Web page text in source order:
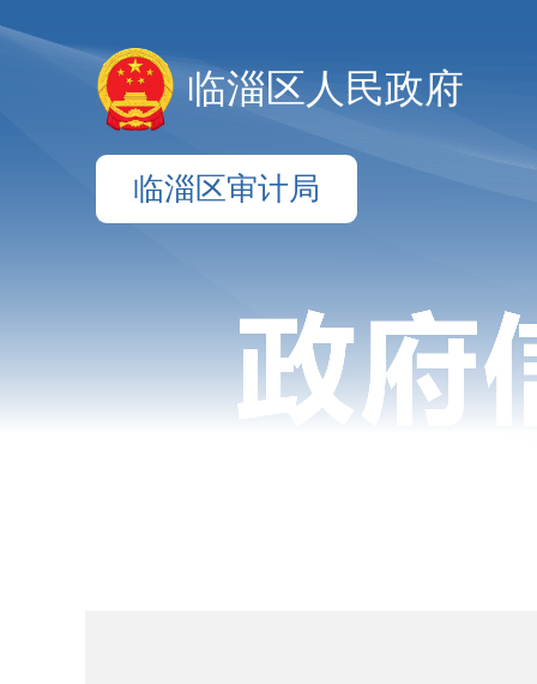
临淄区人民政府
临淄区审计局